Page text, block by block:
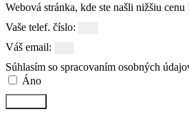
Webová stránka, kde ste našli nižšiu cenu
Vaše telef. číslo:
Váš email:
Súhlasím so spracovaním osobných
Áno